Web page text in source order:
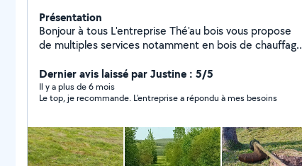
Présentation
Bonjour à tous L'entreprise Thé'au bois vous propose
de multiples services notamment en bois de chauffage
Tonte, taille, gyrobroyeur, ... Nettoyage, évacuation
déchets, ... Également d'autres prestations à la
demande du client ︎ Je suis disponible continuellement ︎
écoute, n'hésitez pas à me contacter
Dernier avis laissé par Justine : 5/5
Il y a plus de 6 mois
Le top, je recommande. L’entreprise a répondu à mes besoins